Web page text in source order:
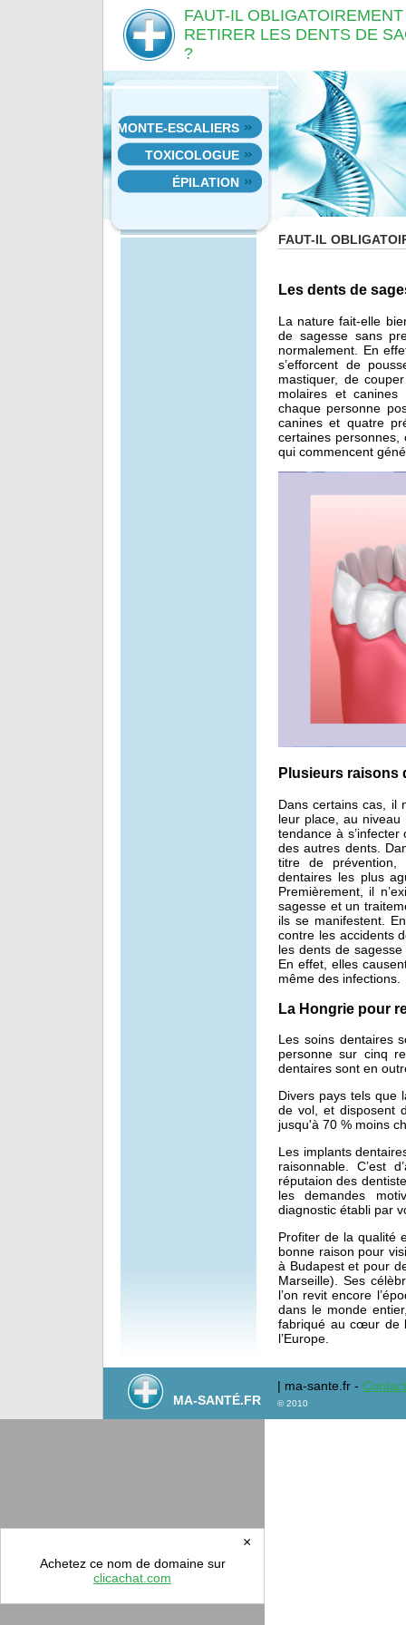
FAUT-IL OBLIGATOIREMENT
RETIRER LES DENTS DE
?
MONTE-ESCALIERS
TOXICOLOGUE
ÉPILATION
FAUT-IL
Les dents de
La nature fait-elle
de sagesse sans
normalement. En
s’efforcent de
mastiquer, de
molaires et canines
chaque personne
canines et quatre
certaines
qui commencent
Plusieurs raisons
Dans certains cas, il
leur place, au
tendance à
des autres dents.
titre de prévention,
dentaires les plus
Premièrement, il
sagesse et un
ils se manifestent.
contre les accidents
les dents de
En effet, elles
même des infections.
La Hongrie pour
Les soins dentaires
personne sur cinq
dentaires sont en
Divers pays tels que
de vol, et disposent
jusqu'à 70 % moins
Les implants
raisonnable. C’est
réputaion des
les demandes
diagnostic établi par
Profiter de la qualité
bonne raison pour
à Budapest et pour
Marseille). Ses
l’on revit encore
dans le monde
fabriqué au cœur de
l’Europe.
MA-SANTÉ.FR
| ma-sante.fr -
© 2010
×
Achetez ce nom de domaine sur
clicachat.com